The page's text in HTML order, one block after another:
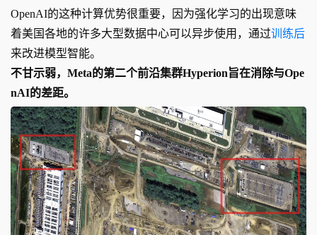
OpenAI的这种计算优势很重要，因为强化学习的出现意味
着美国各地的许多大型数据中心可以异步使用，通过训练后
来改进模型智能。
不甘示弱，Meta的第二个前沿集群Hyperion旨在消除与Ope
nAI的差距。